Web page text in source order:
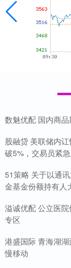
数魅优配 国内商
股融贷 美联储内
破5%，交易员紧
51策略 关于以通
金基金份额持有人
溢诚优配 公立医
专区
港盛国际 青海湖
慢移动